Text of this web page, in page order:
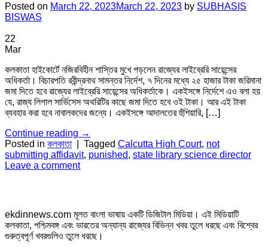
Posted on March 22, 2023March 22, 2023 by SUBHASIS
BISWAS
22
Mar
কলকাতা হাইকোর্টে নজিরবিহীন শাস্তির মুখে পড়লেন রাজ্যের লাইব্রেরি সায়েন্সের
অধিকর্তা। বিচারপতি রবীন্দ্রনাথ সামন্তর নির্দেশ, ৭ দিনের মধ্যে ২৫ হাজার টাকা জরিমানা
জমা দিতে হবে রাজ্যের লাইব্রেরি সায়েন্সের অধিকর্তাকে। একইসঙ্গে নির্দেশে এও বলা হয়
যে, রাজ্য লিগাল সার্ভিসেস অথরিটির কাছে জমা দিতে হবে ওই টাকা। আর এই টাকা
ব্যবহার করা হবে নাবালকদের জন্যে। একইসঙ্গে আদালতের হুঁশিয়ারি, […]
Continue reading →
Posted in কলকাতা Tagged Calcutta High Court, not
submitting affidavit, punished, state library science director
Leave a comment
ekdinnews.com মূলত বাংলা ভাষায় একটি ডিজিটাল মিডিয়া। এই মিডিয়াটি
কলকাতা, পশ্চিমবঙ্গ এবং ভারতের অন্যান্য রাজ্যের বিভিন্ন খবর তুলে ধরছে এবং বিশ্বের
গুরুত্বপূর্ণ খবরগুলিও তুলে ধরছে।